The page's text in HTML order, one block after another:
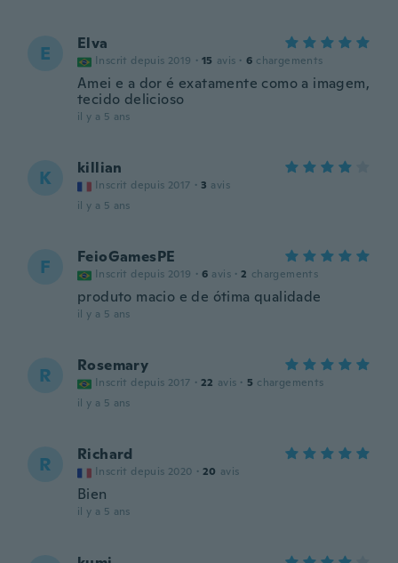
E Elva
Inscrit depuis 2019 · 15 avis · 6 chargements
Amei e a dor é exatamente como a imagem,
tecido delicioso
il y a 5 ans
K killian
Inscrit depuis 2017 · 3 avis
il y a 5 ans
F FeioGamesPE
Inscrit depuis 2019 · 6 avis · 2 chargements
produto macio e de ótima qualidade
il y a 5 ans
R Rosemary
Inscrit depuis 2017 · 22 avis · 5 chargements
il y a 5 ans
R Richard
Inscrit depuis 2020 · 20 avis
Bien
il y a 5 ans